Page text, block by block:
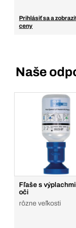
Prihlásiť sa a
ceny
Naše
Fľaše s
oči
rôzne veľkosti